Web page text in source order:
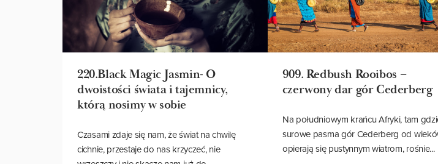
220.Black Magic Jasmin- O
dwoistości świata i tajemnicy,
którą nosimy w sobie
Czasami zdaje się nam, że świat na chwilę
909. Redbush Rooibos –
czerwony dar gór Cederberg
Na południowym krańcu Afryki, tam gdzie
surowe pasma gór Cederberg od wieków